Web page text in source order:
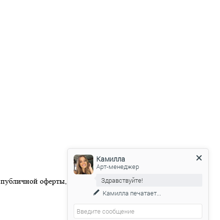
оферты, размещенной на официальном веб-сайте
Камилла
Арт-менеджер
Здравствуйте!
Камилла печатает...